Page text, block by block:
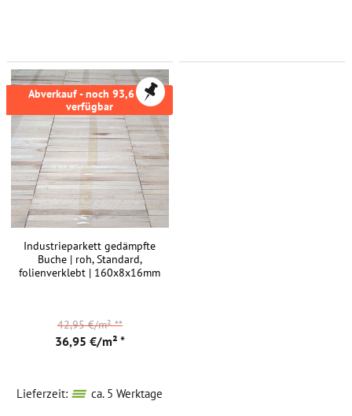
Abverkauf - noch 93,6 m²
verfügbar
Industrieparkett gedämpfte
Buche | roh, Standard,
folienverklebt | 160x8x16mm
36,95 €/m² *
42,95 €/m²**
Lieferzeit: ca. 5 Werktage